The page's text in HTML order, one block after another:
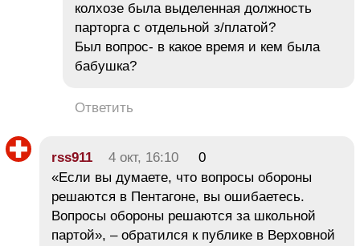
колхозе была выделенная должность
парторга с отдельной з/платой?
Был вопрос- в какое время и кем была
бабушка?
Ответить
rss911 4 окт, 16:10
0
«Если вы думаете, что вопросы обороны
решаются в Пентагоне, вы ошибаетесь.
Вопросы обороны решаются за школьной
партой», – обратился к публике в Верховной